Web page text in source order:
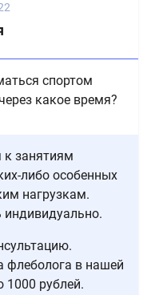
спортом
какое время?
к занятиям
либо особенных
нагрузкам.
индивидуально.
флеболога в нашей
1000 рублей.